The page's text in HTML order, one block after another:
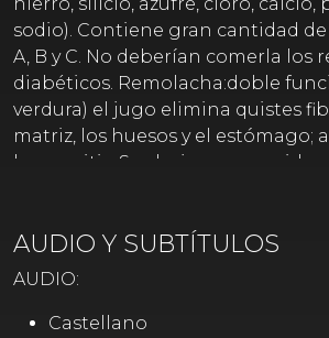
sodio). Contiene gran cantidad
A, B y C. No deberían comerla los
diabéticos. Remolacha:doble
verdura) el jugo elimina quistes
matriz, los huesos y el estómago;
bronquitis. Sus hojas consumidas
AUDIO Y SUBTÍTULOS
AUDIO:
Castellano